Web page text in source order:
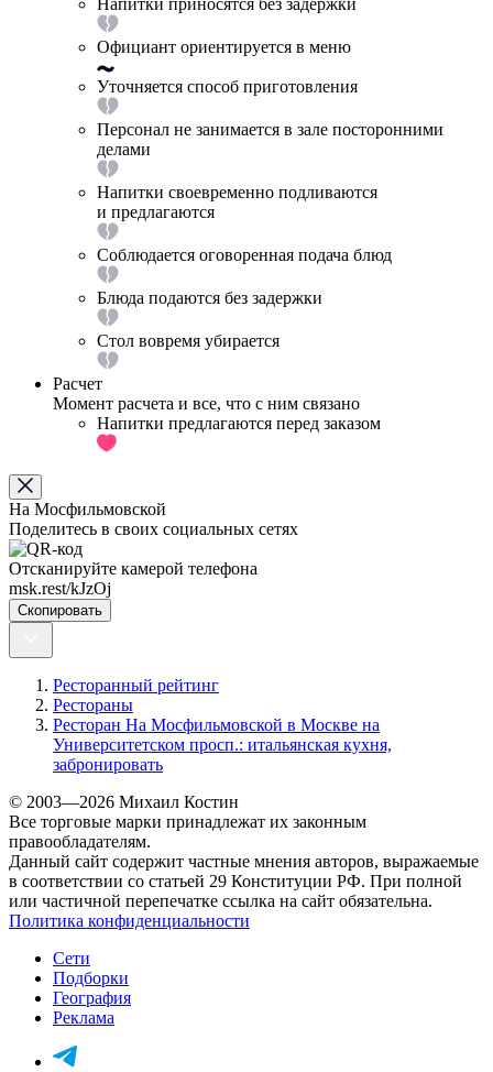
Официант ориентируется в меню
Уточняется способ приготовления
Персонал не занимается в зале посторонними
делами
Напитки своевременно подливаются
и предлагаются
Соблюдается оговоренная подача блюд
Блюда подаются без задержки
Стол вовремя убирается
Расчет
Момент расчета и все, что с ним связано
Напитки предлагаются перед заказом
На Мосфильмовской
Поделитесь в своих социальных сетях
Отсканируйте камерой телефона
msk.rest/kJzOj
Скопировать
Ресторанный рейтинг
Рестораны
Ресторан На Мосфильмовской в Москве на
Университетском просп.: итальянская кухня,
забронировать
© 2003—2026 Михаил Костин
Все торговые марки принадлежат их законным
правообладателям.
Данный сайт содержит частные мнения авторов, выражаемые
в соответствии со статьей 29 Конституции РФ. При полной
или частичной перепечатке ссылка на сайт обязательна.
Политика конфиденциальности
Сети
Подборки
География
Реклама